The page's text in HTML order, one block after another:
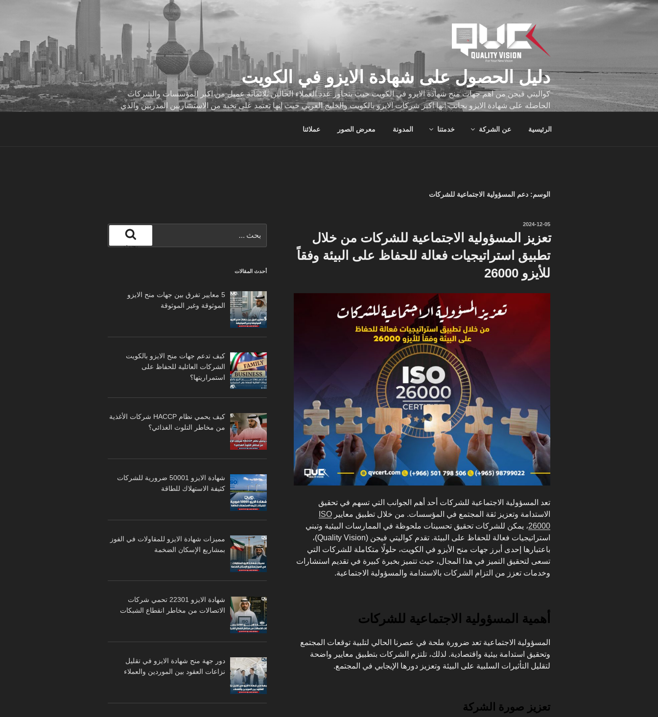
التجاوز
دليل الحصول على شهادة الايزو في الكويت
كواليتي فيجن من اهم جهات منح شهادة الايزو في الكويت حيث يتجاوز عدد العملاء الحالين ثلاثمائة عميل من اكبر المؤسسات والشركات
الحاصله على شهادة الايزو بجانب انها اكبر شركات الايزو بالكويت والخليج العربي حيث انها تعتمد على نخبة من الاستشاريين المدربين والذي
الرئيسية عن الشركة خدمتنا المدونة معرض الصور عملائنا
الوسم: دعم المسؤولية الاجتماعية للشركات
نُشر
2024-12-05
تعزيز المسؤولية الاجتماعية للشركات من خلال
تطبيق استراتيجيات فعالة للحفاظ على البيئة وفقاً
للأيزو 26000
تعد المسؤولية الاجتماعية للشركات أحد أهم الجوانب التي تسهم في تحقيق
الاستدامة وتعزيز ثقة المجتمع في المؤسسات. من خلال تطبيق معايير ISO
26000، يمكن للشركات تحقيق تحسينات ملحوظة في الممارسات البيئية وتبني
استراتيجيات فعالة للحفاظ على البيئة. تقدم كواليتي فيجن (Quality Vision)،
باعتبارها إحدى أبرز جهات منح الأيزو في الكويت، حلولًا متكاملة للشركات التي
تسعى لتحقيق التميز في هذا المجال، حيث تتميز بخبرة كبيرة في تقديم استشارات
وخدمات تعزز من التزام الشركات بالاستدامة والمسؤولية الاجتماعية.
أهمية المسؤولية الاجتماعية للشركات
المسؤولية الاجتماعية تعد ضرورة ملحة في عصرنا الحالي لتلبية توقعات المجتمع
وتحقيق استدامة بيئية واقتصادية. لذلك، تلتزم الشركات بتطبيق معايير واضحة
لتقليل التأثيرات السلبية على البيئة وتعزيز دورها الإيجابي في المجتمع.
تعزيز صورة الشركة
عن:
بحث
أحدث المقالات
5 معايير تفرق بين جهات منح الايزو
الموثوقة وغير الموثوقة
كيف تدعم جهات منح الايزو بالكويت
الشركات العائلية للحفاظ على
استمراريتها؟
كيف يحمي نظام HACCP شركات الأغذية
من مخاطر التلوث الغذائي؟
شهادة الايزو 50001 ضرورية للشركات
كثيفة الاستهلاك للطاقة
مميزات شهادة الايزو للمقاولات في الفوز
بمشاريع الإسكان الضخمة
شهادة الايزو 22301 تحمي شركات
الاتصالات من مخاطر انقطاع الشبكات
دور جهة منح شهادة الايزو في تقليل
نزاعات العقود بين الموردين والعملاء